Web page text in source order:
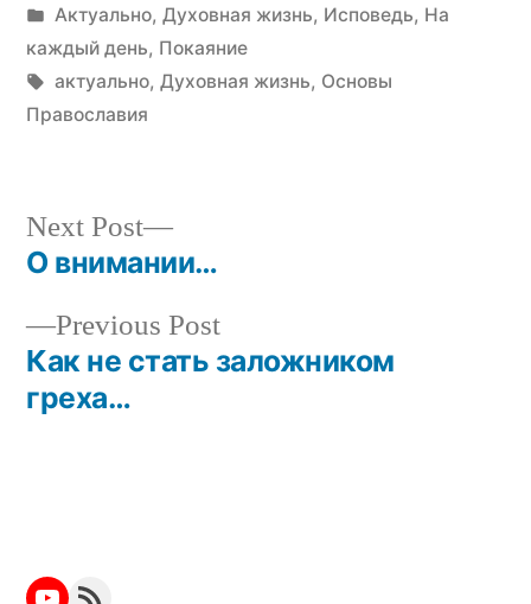
by
Posted
in
Актуально, Духовная жизнь, Исповедь, На
каждый день, Покаяние
Tags:
актуально, Духовная жизнь, Основы
Православия
Post
navigation
Previous PostPrevious
post:
Как не стать заложником
греха…
Next Post
Next
post:
О внимании…
YouTube RSS Feed